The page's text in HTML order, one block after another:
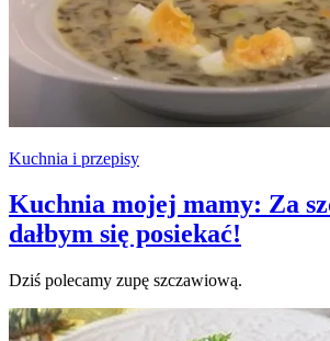
Kuchnia i przepisy
Kuchnia mojej mamy: Za
dałbym się posiekać!
Dziś polecamy zupę szczawiową.